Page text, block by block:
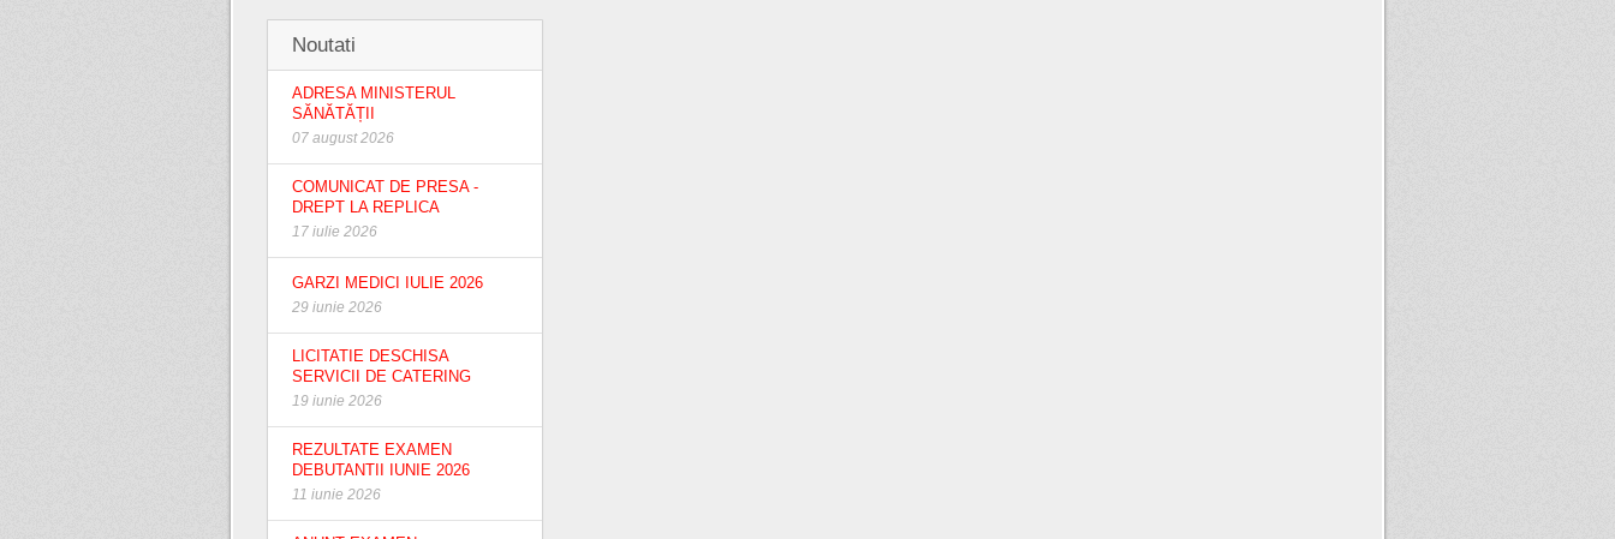
Noutati
ADRESA MINISTERUL
SĂNĂTĂȚII
07 august 2026
COMUNICAT DE PRESA -
DREPT LA REPLICA
17 iulie 2026
GARZI MEDICI IULIE 2026
29 iunie 2026
LICITATIE DESCHISA
SERVICII DE CATERING
19 iunie 2026
REZULTATE EXAMEN
DEBUTANTII IUNIE 2026
11 iunie 2026